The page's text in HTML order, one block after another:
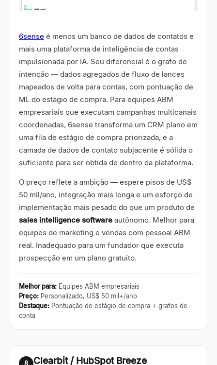
6sense é menos um banco de dados de contatos e
mais uma plataforma de inteligência de contas
impulsionada por IA. Seu diferencial é o grafo de
intenção — dados agregados de fluxo de lances
mapeados de volta para contas, com pontuação de
ML do estágio de compra. Para equipes ABM
empresariais que executam campanhas multicanais
coordenadas, 6sense transforma um CRM plano em
uma fila de estágio de compra priorizada, e a
camada de dados de contato subjacente é sólida o
suficiente para ser obtida de dentro da plataforma.
O preço reflete a ambição — espere pisos de US$
50 mil/ano, integração mais longa e um esforço de
implementação mais pesado do que um produto de
sales intelligence software autônomo. Melhor para
equipes de marketing e vendas com pessoal ABM
real. Inadequado para um fundador que executa
prospecção em um plano gratuito.
Melhor para: Equipes ABM empresariais
Preço: Personalizado, US$ 50 mil+/ano
Destaque: Pontuação de estágio de compra + grafos de
conta
Clearbit / HubSpot Breeze